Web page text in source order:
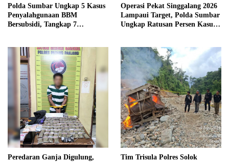
Polda Sumbar Ungkap 5 Kasus
Penyalahgunaan BBM
Bersubsidi, Tangkap 7
Operasi Pekat Singgalang 2026
Lampaui Target, Polda Sumbar
Ungkap Ratusan Persen Kasus
Peredaran Ganja Digulung,
Tim Trisula Polres Solok